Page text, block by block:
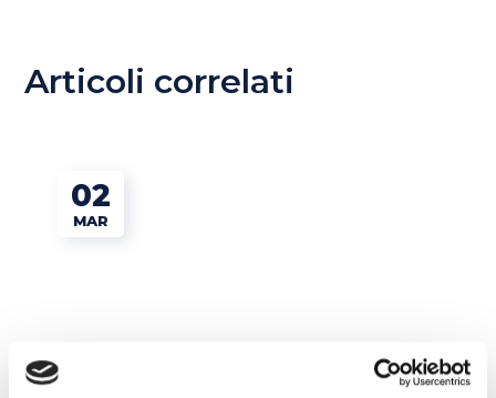
Articoli correlati
02
MAR